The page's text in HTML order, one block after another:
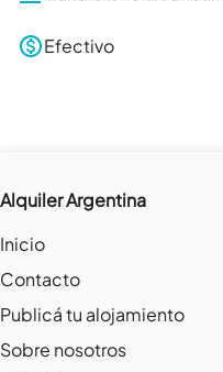
Efectivo
Alquiler Argentina
Inicio
Contacto
Publicá tu alojamiento
Sobre nosotros